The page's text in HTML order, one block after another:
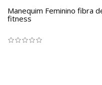
Manequim Feminino fibra
fitness